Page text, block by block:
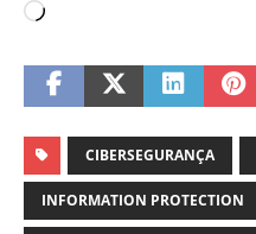
CIBERSEGURANÇA
INFORMATION PROTECTION